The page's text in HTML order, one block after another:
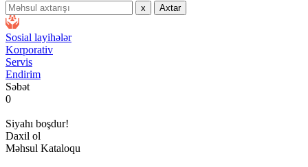
x Axtar
Sosial layihələr
Korporativ
Servis
Endirim
Səbət
0
Siyahı boşdur!
Daxil ol
Məhsul Kataloqu